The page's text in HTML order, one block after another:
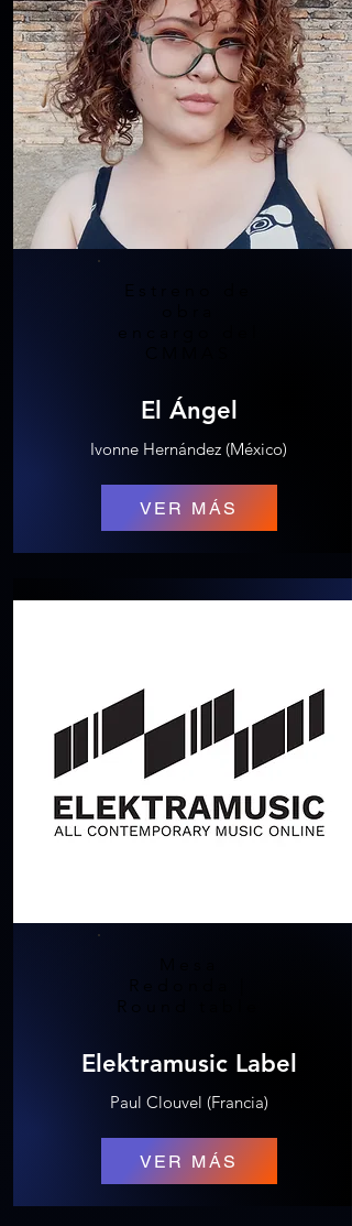
Estreno de
encargo del
El Ángel
Ivonne Hernández (México)
VER MÁS
Round table
Elektramusic Label
Paul Clouvel (Francia)
VER MÁS